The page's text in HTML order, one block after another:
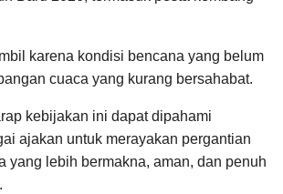
karena kondisi bencana yang belum
cuaca yang kurang bersahabat.
kebijakan ini dapat dipahami
ajakan untuk merayakan pergantian
yang lebih bermakna, aman, dan penuh